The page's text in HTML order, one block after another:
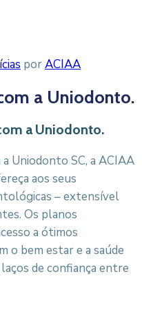
porACIAA
a Uniodonto.
a Uniodonto.
Uniodonto SC, a ACIAA
aos seus
– extensível
Os planos
a ótimos
o bem estar e a saúde
de confiança entre